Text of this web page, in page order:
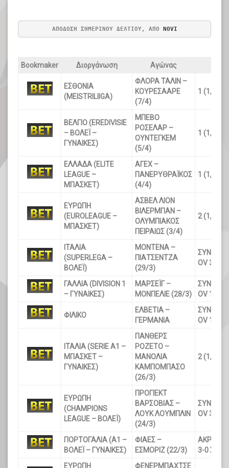
ΑΠΟΔΟΣΗ ΣΗΜΕΡΙΝΟΥ ΔΕΛΤΙΟΥ, ΑΠΟ NOVI
Bookmaker Διοργάνωση Αγώνας
ΕΣΘΟΝΙΑ
(MEISTRILIIGA)
ΦΛΟΡΑ ΤΑΛΙΝ –
ΚΟΥΡΕΣΑΑΡΕ
(7/4)
1 (1,28)
ΒΕΛΓΙΟ (EREDIVISIE
– ΒΟΛΕΪ –
ΓΥΝΑΙΚΕΣ)
ΜΠΕΒΟ
ΡΟΣΕΛΑΡ –
ΟΥΝΤΕΓΚΕΜ
(5/4)
1 (1,40)
ΕΛΛΑΔΑ (ELITE
LEAGUE –
ΜΠΑΣΚΕΤ)
ΑΓΕΧ –
ΠΑΝΕΡΥΘΡΑΪΚΟΣ
(4/4)
1 (1,25)
ΕΥΡΩΠΗ
(EUROLEAGUE –
ΜΠΑΣΚΕΤ)
ΑΣΒΕΛ ΛΙΟΝ
ΒΙΛΕΡΜΠΑΝ –
ΟΛΥΜΠΙΑΚΟΣ
ΠΕΙΡΑΙΩΣ (3/4)
2 (1,17)
ΙΤΑΛΙΑ
(SUPERLEGA –
ΒΟΛΕΪ)
ΜΟΝΤΕΝΑ –
ΠΙΑΤΣΕΝΤΖΑ
(29/3)
ΣΥΝΟΛΟ
OV 3,5
ΓΑΛΛΙΑ (DIVISION 1
– ΓΥΝΑΙΚΕΣ)
ΜΑΡΣΕΪΓ –
ΜΟΝΠΕΛΙΕ (28/3)
ΣΥΝΟΛΟ
OV 1,5
ΦΙΛΙΚΟ
ΕΛΒΕΤΙΑ –
ΓΕΡΜΑΝΙΑ
ΣΥΝΟΛΟ
OV 1,5
ΙΤΑΛΙΑ (SERIE A1 –
ΜΠΑΣΚΕΤ –
ΓΥΝΑΙΚΕΣ)
ΠΑΝΘΕΡΣ
ΡΟΖΕΤΟ –
ΜΑΝΟΛΙΑ
ΚΑΜΠΟΜΠΑΣΟ
(26/3)
2 (1,28)
ΕΥΡΩΠΗ
(CHAMPIONS
LEAGUE – ΒΟΛΕΪ)
ΠΡΟΓΙΕΚΤ
ΒΑΡΣΟΒΙΑΣ –
ΛΟΥΚ ΛΟΥΜΠΛΙΝ
(24/3)
ΣΥΝΟΛΟ
OV 3,5
ΠΟΡΤΟΓΑΛΙΑ (A1 –
ΒΟΛΕΪ – ΓΥΝΑΙΚΕΣ)
ΦΙΑΕΣ –
ΕΣΜΟΡΙΖ (22/3)
ΑΚΡΙΒΕΣ
3-0 ΣΕΤ
ΕΥΡΩΠΗ
ΦΕΝΕΡΜΠΑΧΤΣΕ